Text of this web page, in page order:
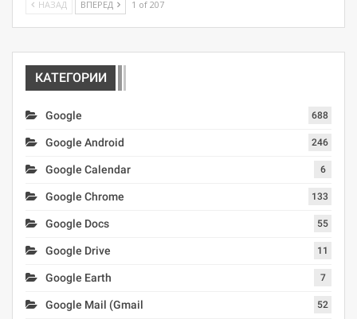
НАЗАД ВПЕРЕД 1 of 207
КАТЕГОРИИ
Google 688
Google Android 246
Google Calendar 6
Google Chrome 133
Google Docs 55
Google Drive 11
Google Earth 7
Google Mail (Gmail 52